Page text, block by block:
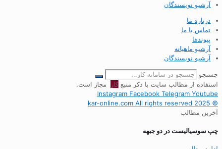
آرشیو نویسندگان
درباره ما
تماس با ما
پیوندها
آرشیو ماهیانه
آرشیو نویسندگان
جستجو
استفاده از مطالب سایت با ذکر منبعکار
مجاز است.
Instagram Facebook Telegram Youtube
© 2025 kar-online.com All rights reserved
آخرین مطالب
چپ سوسیالیست در دو جبهه